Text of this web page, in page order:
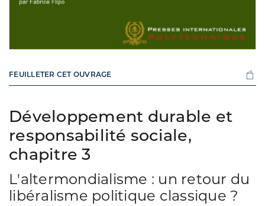
Développement durable et
responsabilité sociale,
chapitre 3
L'altermondialisme : un retour du
libéralisme politique classique ?
FEUILLETER CET OUVRAGE